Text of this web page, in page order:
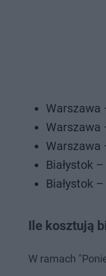
Warszawa
Warszawa
Warszawa
Białystok –
Białystok –
Ile kosztują
W ramach